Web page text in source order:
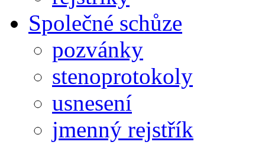
Společné schůze
pozvánky
stenoprotokoly
usnesení
jmenný rejstřík